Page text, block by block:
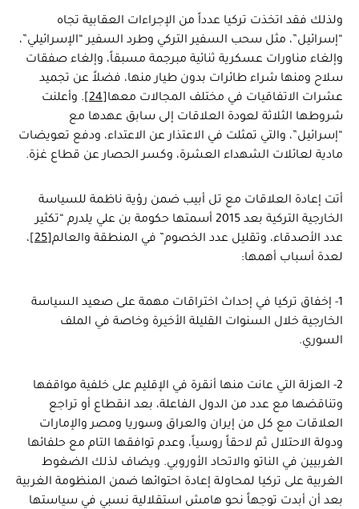
ولذلك فقد اتخذت تركيا عدداً من الإجراءات العقابية تجاه
“إسرائيل”، مثل سحب السفير التركي وطرد السفير “الإسرائيلي”،
وإلغاء مناورات عسكرية ثنائية مبرجمة مسبقاً، وإلغاء صفقات
سلاح ومنها شراء طائرات بدون طيار منها، فضلاً عن تجميد
عشرات الاتفاقيات في مختلف المجالات معها[24]
. وأعلنت
شروطها الثلاثة لعودة العلاقات إلى سابق عهدها مع
“إسرائيل”، والتي تمثلت في الاعتذار عن الاعتداء، ودفع تعويضات
مادية لعائلات الشهداء العشرة، وكسر الحصار عن قطاع غزة.
أتت إعادة العلاقات مع تل أبيب ضمن رؤية ناظمة للسياسة
الخارجية التركية بعد 2015 أسمتها حكومة بن علي يلدرم “تكثير
عدد الأصدقاء، وتقليل عدد الخصوم” في المنطقة والعالم[25]
،
لعدة أسباب أهمها:
1- إخفاق تركيا في إحداث اختراقات مهمة على صعيد السياسة
الخارجية خلال السنوات القليلة الأخيرة وخاصة في الملف
السوري.
2- العزلة التي عانت منها أنقرة في الإقليم على خلفية مواقفها
وتناقضها مع عدد من الدول الفاعلة، بعد انقطاع أو تراجع
العلاقات مع كل من إيران والعراق وسوريا ومصر والإمارات
ودولة الاحتلال ثم لاحقاً روسياً، وعدم توافقها التام مع حلفائها
الغربيين في الناتو والاتحاد الأوروبي. ويضاف لذلك الضغوط
الغربية على تركيا لمحاولة إعادة احتوائها ضمن المنظومة الغربية
بعد أن أبدت توجهاً نحو هامش استقلالية نسبي في سياستها